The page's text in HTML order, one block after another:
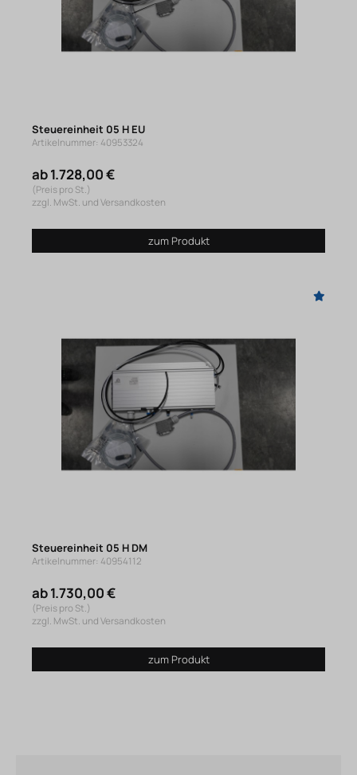
Steuereinheit 05 H EU
Artikelnummer: 40953324
ab 1.728,00 €
(Preis pro St.)
zzgl. MwSt. und Versandkosten
zum Produkt
Steuereinheit 05 H DM
Artikelnummer: 40954112
ab 1.730,00 €
(Preis pro St.)
zzgl. MwSt. und Versandkosten
zum Produkt